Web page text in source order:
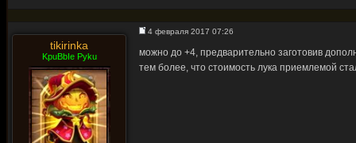
tikirinka
KpuBbIe Pyku
4 февраля 2017 07:26
можно до +4, предварительно заготовив
тем более, что стоимость лука приемлемой